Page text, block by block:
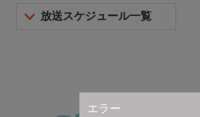
エラー
放送スケジュール一覧